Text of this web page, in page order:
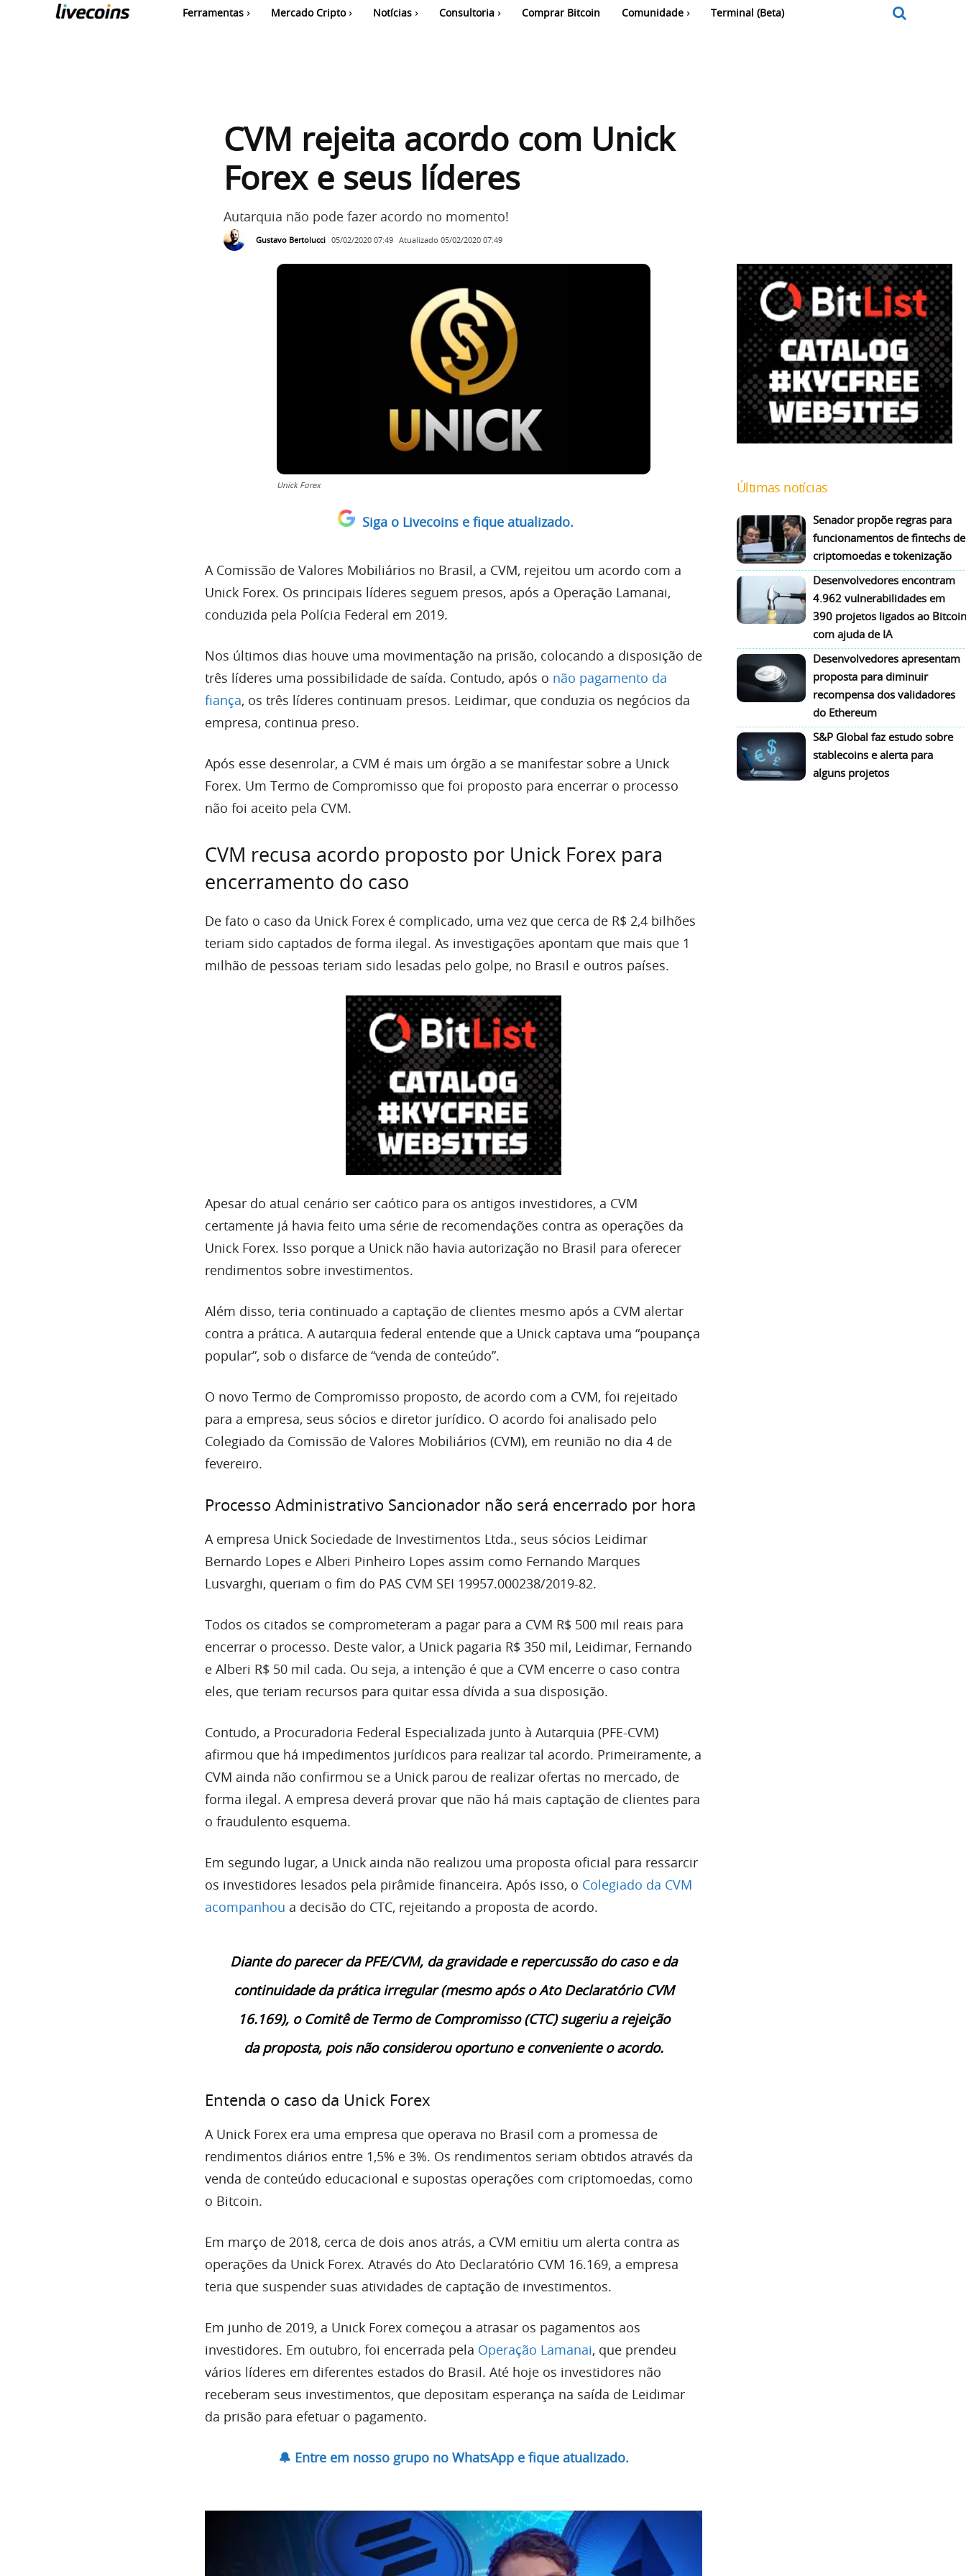
Ferramentas Mercado Cripto Notícias Consultoria Comprar Bitcoin Comunidade Terminal (Beta)
CVM rejeita acordo com Unick
Forex e seus líderes
Autarquia não pode fazer acordo no momento!
Gustavo Bertolucci 05/02/2020 07:49 Atualizado 05/02/2020 07:49
Unick Forex
Siga o Livecoins e fique atualizado.
A Comissão de Valores Mobiliários no Brasil, a CVM, rejeitou um acordo com a
Unick Forex. Os principais líderes seguem presos, após a Operação Lamanai,
conduzida pela Polícia Federal em 2019.
Nos últimos dias houve uma movimentação na prisão, colocando a disposição de
três líderes uma possibilidade de saída. Contudo, após o não pagamento da
fiança, os três líderes continuam presos. Leidimar, que conduzia os negócios da
empresa, continua preso.
Após esse desenrolar, a CVM é mais um órgão a se manifestar sobre a Unick
Forex. Um Termo de Compromisso que foi proposto para encerrar o processo
não foi aceito pela CVM.
CVM recusa acordo proposto por Unick Forex para
encerramento do caso
De fato o caso da Unick Forex é complicado, uma vez que cerca de R$ 2,4 bilhões
teriam sido captados de forma ilegal. As investigações apontam que mais que 1
milhão de pessoas teriam sido lesadas pelo golpe, no Brasil e outros países.
Apesar do atual cenário ser caótico para os antigos investidores, a CVM
certamente já havia feito uma série de recomendações contra as operações da
Unick Forex. Isso porque a Unick não havia autorização no Brasil para oferecer
rendimentos sobre investimentos.
Além disso, teria continuado a captação de clientes mesmo após a CVM alertar
contra a prática. A autarquia federal entende que a Unick captava uma “poupança
popular”, sob o disfarce de “venda de conteúdo”.
O novo Termo de Compromisso proposto, de acordo com a CVM, foi rejeitado
para a empresa, seus sócios e diretor jurídico. O acordo foi analisado pelo
Colegiado da Comissão de Valores Mobiliários (CVM), em reunião no dia 4 de
fevereiro.
Processo Administrativo Sancionador não será encerrado por hora
A empresa Unick Sociedade de Investimentos Ltda., seus sócios Leidimar
Bernardo Lopes e Alberi Pinheiro Lopes assim como Fernando Marques
Lusvarghi, queriam o fim do PAS CVM SEI 19957.000238/2019-82.
Todos os citados se comprometeram a pagar para a CVM R$ 500 mil reais para
encerrar o processo. Deste valor, a Unick pagaria R$ 350 mil, Leidimar, Fernando
e Alberi R$ 50 mil cada. Ou seja, a intenção é que a CVM encerre o caso contra
eles, que teriam recursos para quitar essa dívida a sua disposição.
Contudo, a Procuradoria Federal Especializada junto à Autarquia (PFE-CVM)
afirmou que há impedimentos jurídicos para realizar tal acordo. Primeiramente, a
CVM ainda não confirmou se a Unick parou de realizar ofertas no mercado, de
forma ilegal. A empresa deverá provar que não há mais captação de clientes para
o fraudulento esquema.
Em segundo lugar, a Unick ainda não realizou uma proposta oficial para ressarcir
os investidores lesados pela pirâmide financeira. Após isso, o Colegiado da CVM
acompanhou a decisão do CTC, rejeitando a proposta de acordo.
Diante do parecer da PFE/CVM, da gravidade e repercussão do caso e da
continuidade da prática irregular (mesmo após o Ato Declaratório CVM
16.169), o Comitê de Termo de Compromisso (CTC) sugeriu a rejeição
da proposta, pois não considerou oportuno e conveniente o acordo.
Entenda o caso da Unick Forex
A Unick Forex era uma empresa que operava no Brasil com a promessa de
rendimentos diários entre 1,5% e 3%. Os rendimentos seriam obtidos através da
venda de conteúdo educacional e supostas operações com criptomoedas, como
o Bitcoin.
Em março de 2018, cerca de dois anos atrás, a CVM emitiu um alerta contra as
operações da Unick Forex. Através do Ato Declaratório CVM 16.169, a empresa
teria que suspender suas atividades de captação de investimentos.
Em junho de 2019, a Unick Forex começou a atrasar os pagamentos aos
investidores. Em outubro, foi encerrada pela Operação Lamanai, que prendeu
vários líderes em diferentes estados do Brasil. Até hoje os investidores não
receberam seus investimentos, que depositam esperança na saída de Leidimar
da prisão para efetuar o pagamento.
🔔 Entre em nosso grupo no WhatsApp e fique atualizado.
Últimas notícias
Senador propõe regras para
funcionamentos de fintechs de
criptomoedas e tokenização
Desenvolvedores encontram
4.962 vulnerabilidades em
390 projetos ligados ao Bitcoin
com ajuda de IA
Desenvolvedores apresentam
proposta para diminuir
recompensa dos validadores
do Ethereum
S&P Global faz estudo sobre
stablecoins e alerta para
alguns projetos